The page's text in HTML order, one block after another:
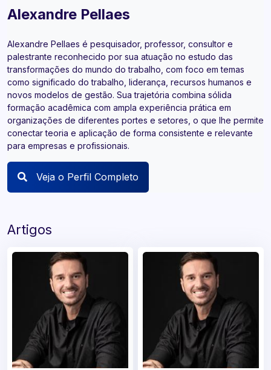
Alexandre Pellaes
Alexandre Pellaes é pesquisador, professor, consultor e
palestrante reconhecido por sua atuação no estudo das
transformações do mundo do trabalho, com foco em temas
como significado do trabalho, liderança, recursos humanos e
novos modelos de gestão. Sua trajetória combina sólida
formação acadêmica com ampla experiência prática em
organizações de diferentes portes e setores, o que lhe permite
conectar teoria e aplicação de forma consistente e relevante
para empresas e profissionais.
Veja o Perfil Completo
Artigos